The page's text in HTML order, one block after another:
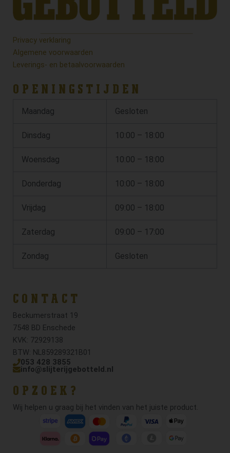
Privacy verklaring
Algemene voorwaarden
Leverings- en betaalvoorwaarden
OPENINGSTIJDEN
Maandag Gesloten
Dinsdag 10:00 – 18:00
Woensdag 10:00 – 18:00
Donderdag 10:00 – 18:00
Vrijdag 09:00 – 18:00
Zaterdag 09:00 – 17:00
Zondag Gesloten
CONTACT
Beckumerstraat 19
7548 BD Enschede
KVK: 72929138
BTW: NL859289321B01
053 428 3855
info@slijterijgebotteld.nl
OPZOEK?
Wij helpen u graag bij het vinden van het juiste product.